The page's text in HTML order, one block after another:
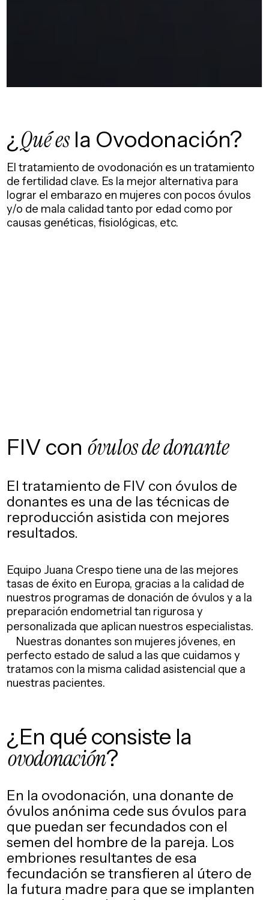
¿ Qué esla Ovodonación?
El tratamiento de ovodonación es un tratamiento
de fertilidad clave. Es la mejor alternativa para
lograr el embarazo en mujeres con pocos óvulos
y/o de mala calidad tanto por edad como por
causas genéticas, fisiológicas, etc.
FIV con óvulos de donante
El tratamiento de FIV con óvulos de
donantes es una de lastécnicas de
reproducción asistida con mejores
resultados.
Equipo Juana Crespo tiene una de las mejores
tasas de éxito en Europa, gracias a la calidad de
nuestros programas de donación de óvulos y a la
preparación endometrialtan rigurosa y
personalizada que aplican nuestros especialistas.
Nuestras donantes son mujeres jóvenes, en
perfecto estado de salud a las que cuidamos y
tratamos con la misma calidad asistencial que a
nuestras pacientes.
¿En qué consiste la
ovodonación?
En la ovodonación, una donante de
óvulos anónima cede sus óvulos para
que puedan ser fecundados con el
semen del hombre de la pareja. Los
embriones resultantes de esa
fecundación se transfieren al útero de
la futura madre para que se implanten